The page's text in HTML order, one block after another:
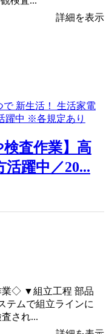
詳細を表示
検査作業】高
活躍中／20...
業◇ ▼組立工程 部品
テムで組立ラインに
され...